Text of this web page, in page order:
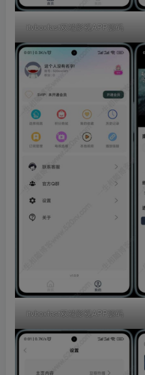
itvboxfast双端影视APP源码
itvboxfast双端影视APP源码